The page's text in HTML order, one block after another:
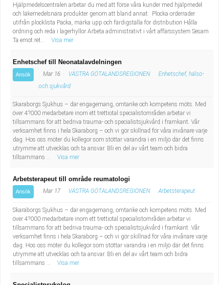
Hjälpmedelscentralen arbetar du med att förse våra kunder med hjälpmedel
och läkemedelsnära produkter genom att bland annat: Plocka orderrader
utifrån plocklista Packa, märka upp och färdigställa för distribution Hålla
ordning och reda i lagerhyllor Arbeta administrativt i vårt affärssystem Sesam
Ta emot ret...
Visa mer
Enhetschef till Neonatalavdelningen
Ansök Mar 16 VÄSTRA GÖTALANDSREGIONEN
Enhetschef, hälso-
och sjukvård
Skaraborgs Sjukhus – där engagemang, omtanke och kompetens möts. Med
över 4?000 medarbetare inom ett trettiotal specialistområden arbetar vi
tillsammans för att bedriva trauma- och specialistsjukvård i framkant. Vår
verksamhet finns i hela Skaraborg – och vi gör skillnad för våra invånare varje
dag. Hos oss möter du kollegor som stöttar varandra i en miljö där det finns
utrymme att utvecklas och ta ansvar. Bli en del av vårt team och bidra
tillsammans ...
Visa mer
Arbetsterapeut till område reumatologi
Ansök Mar 17 VÄSTRA GÖTALANDSREGIONEN Arbetsterapeut
Skaraborgs Sjukhus – där engagemang, omtanke och kompetens möts. Med
över 4?000 medarbetare inom ett trettiotal specialistområden arbetar vi
tillsammans för att bedriva trauma- och specialistsjukvård i framkant. Vår
verksamhet finns i hela Skaraborg – och vi gör skillnad för våra invånare varje
dag. Hos oss möter du kollegor som stöttar varandra i en miljö där det finns
utrymme att utvecklas och ta ansvar. Bli en del av vårt team och bidra
tillsammans ...
Visa mer